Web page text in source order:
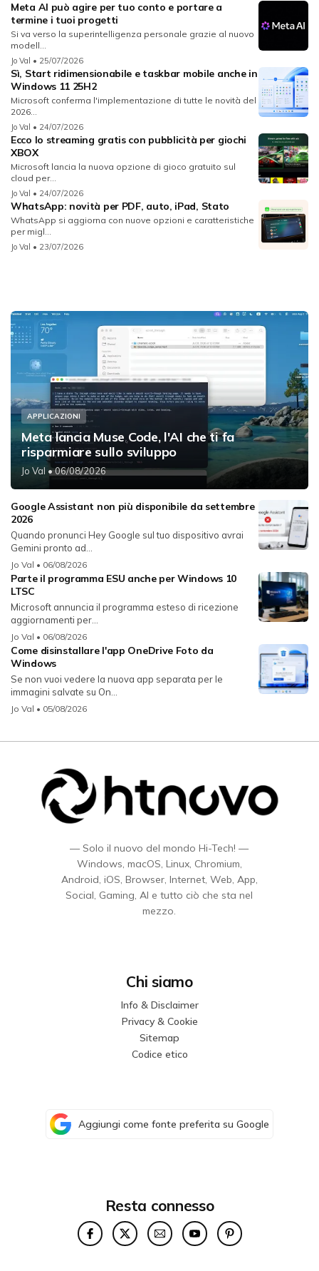
Meta AI può agire per tuo conto e portare a
termine i tuoi progetti
Si va verso la superintelligenza personale grazie al nuovo
modell...
Jo Val • 25/07/2026
Sì, Start ridimensionabile e taskbar mobile anche in
Windows 11 25H2
Microsoft conferma l'implementazione di tutte le novità del
2026...
Jo Val • 24/07/2026
Ecco lo streaming gratis con pubblicità per giochi
XBOX
Microsoft lancia la nuova opzione di gioco gratuito sul
cloud per...
Jo Val • 24/07/2026
WhatsApp: novità per PDF, auto, iPad, Stato
WhatsApp si aggiorna con nuove opzioni e caratteristiche
per migl...
Jo Val • 23/07/2026
APPLICAZIONI
Meta lancia Muse Code, l'AI che ti fa
risparmiare sullo sviluppo
Jo Val • 06/08/2026
Google Assistant non più disponibile da settembre
2026
Quando pronunci Hey Google sul tuo dispositivo avrai
Gemini pronto ad...
Jo Val • 06/08/2026
Parte il programma ESU anche per Windows 10
LTSC
Microsoft annuncia il programma esteso di ricezione
aggiornamenti per...
Jo Val • 06/08/2026
Come disinstallare l'app OneDrive Foto da
Windows
Se non vuoi vedere la nuova app separata per le
immagini salvate su On...
Jo Val • 05/08/2026
— Solo il nuovo del mondo Hi-Tech! —
Windows, macOS, Linux, Chromium,
Android, iOS, Browser, Internet, Web, App,
Social, Gaming, AI e tutto ciò che sta nel
mezzo.
Chi siamo
Info & Disclaimer
Privacy & Cookie
Sitemap
Codice etico
Aggiungi come fonte preferita su Google
Resta connesso